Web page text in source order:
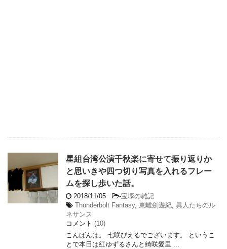
星組台湾公演千秋楽に寄せて振り返りか
と思いきや四つ切り写真を入れるフレー
ムを探し歩いた話。
2018/11/05 -宝塚の雑記
Thunderbolt Fantasy, 東離劍遊紀, 異人たちのル
ネサンス
コメント (10)
こんばんは。 七咲ぴえるでございます。 というこ
とで本日は紅ゆずるさんと綺咲愛里 ...